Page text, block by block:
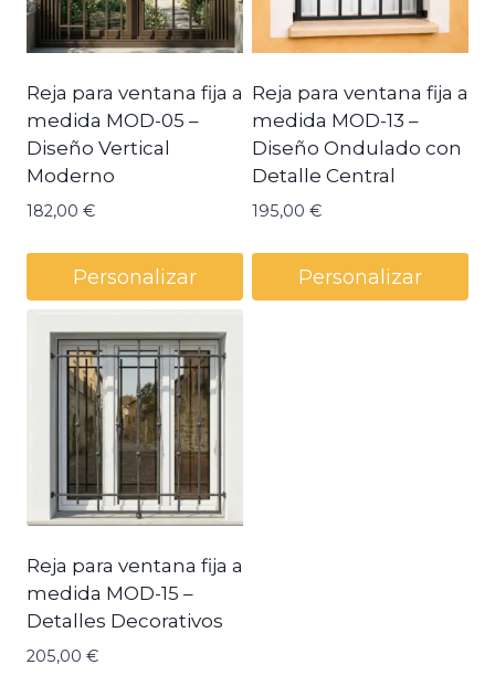
Reja para ventana fija a
medida MOD-05 –
Diseño Vertical
Moderno
182,00 €
Personalizar
Reja para ventana fija a
medida MOD-13 –
Diseño Ondulado con
Detalle Central
195,00 €
Personalizar
Reja para ventana fija a
medida MOD-15 –
Detalles Decorativos
205,00 €